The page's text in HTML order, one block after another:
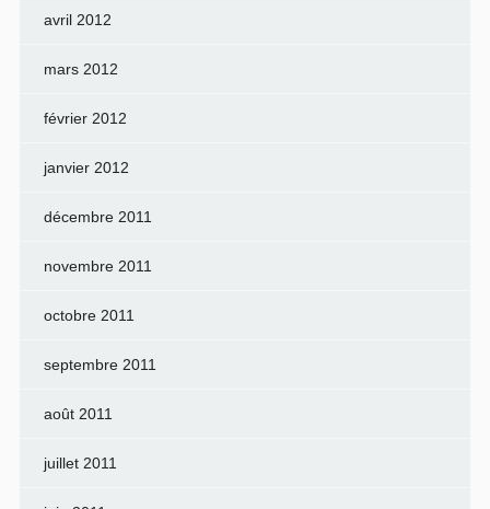
avril 2012
mars 2012
février 2012
janvier 2012
décembre 2011
novembre 2011
octobre 2011
septembre 2011
août 2011
juillet 2011